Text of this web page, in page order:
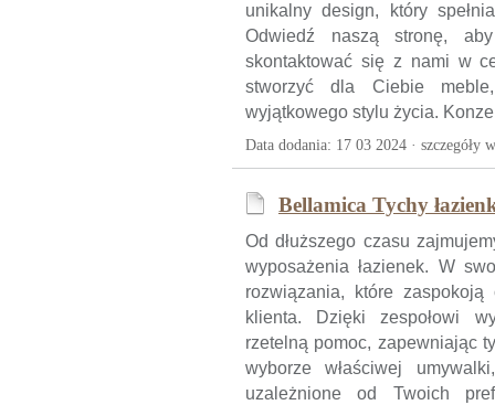
unikalny design, który
Odwiedź naszą stronę,
skontaktować się z nami w
stworzyć dla Ciebie
wyjątkowego stylu życia.
Data dodania: 17 03 2024 · szczegóły
Bellamica Tychy
Od dłuższego czasu
wyposażenia łazienek. W
rozwiązania, które
klienta. Dzięki zespołowi
rzetelną pomoc, zapewniając
wyborze właściwej
uzależnione od Twoich